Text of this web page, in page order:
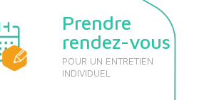
Prendre
rendez-vous
POUR UN ENTRETIEN
INDIVIDUEL